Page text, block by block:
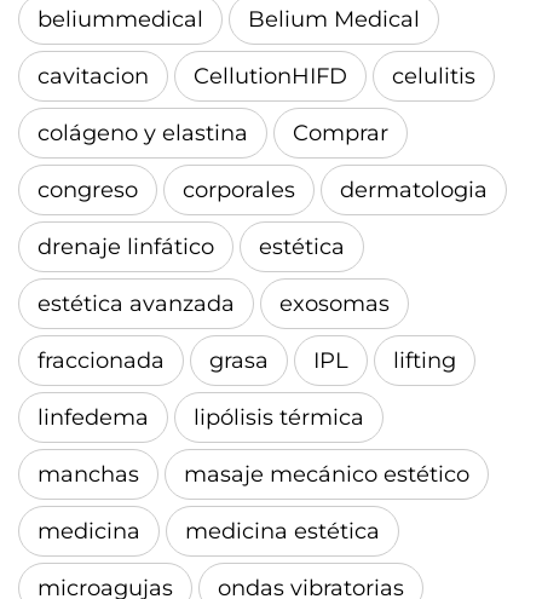
beliummedical Belium Medical
cavitacion CellutionHIFD celulitis
colágeno y elastina Comprar
congreso corporales dermatologia
drenaje linfático estética
estética avanzada exosomas
fraccionada grasa IPL lifting
linfedema lipólisis térmica
manchas masaje mecánico estético
medicina medicina estética
microagujas ondas vibratorias